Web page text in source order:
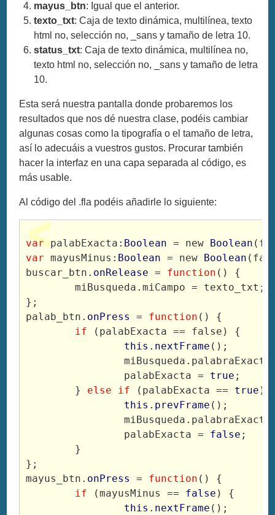
mayus_btn: Igual que el anterior.
texto_txt: Caja de texto dinámica, multilínea, texto
html no, selección no, _sans y tamaño de letra 10.
status_txt: Caja de texto dinámica, multilínea no,
texto html no, selección no, _sans y tamaño de letra
10.
Esta será nuestra pantalla donde probaremos los
resultados que nos dé nuestra clase, podéis cambiar
algunas cosas como la tipografía o el tamaño de letra,
así lo adecuáis a vuestros gustos. Procurar también
hacer la interfaz en una capa separada al código, es
más usable.
Al código del .fla podéis añadirle lo siguiente:
var palabExacta: Boolean = new Boolean
var mayusMinus: Boolean = new Boolean
buscar_btn. onRelease = function () {
	miBusqueda.miCampo = texto_txt;
};
palab_btn. onPress = function () {
if (palabExacta == false) {
this . nextFrame ();
		palabExacta =
true ;
	}
else if (palabExacta == true )
this . prevFrame ();
		palabExacta =
false ;
	}
};
mayus_btn. onPress = function () {
if (mayusMinus == false ) {
this . nextFrame ();